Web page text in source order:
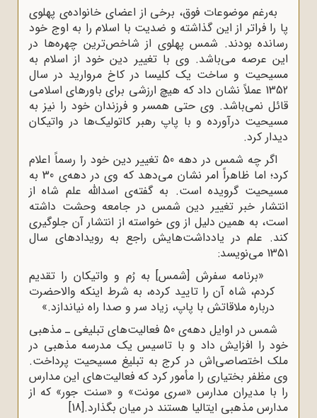
به‌رغم موضوعات فوق، برخی از اعضای خانواده‌ی پهلوی
پا را فراتر از این گذاشته و ضدیت با اسلام را به اوج خود
رسانده بودند. شمس پهلوی از شاخص‌ترین چهره‌ها در
این عرصه می‌باشد. وی با تغییر دین خود از اسلام به
مسیحیت و ساخت یک کلیسا در کاخ مروارید در سال
1352 عملاً نشان داد که هیچ ارزشی برای باورهای اسلامی
قائل نمی‌باشد. وی حتی همسر و فرزندان خود را نیز به
مسیحیت درآورده و با پاپ رهبر کاتولیک‌ها در واتیکان
دیدار کرد.
اگر چه شمس در دهه 50 تغییر دین خود را رسماً اعلام
کرد؛ اما ظاهراً امر نشان می‌دهد که وی در دهه‌ی 30 به
مسیحیت گرویده است. به گفته‌ی اسدالله علم شاه از
انتشار خبر تغییر دین شمس در جامعه وحشت داشته
است، به همین دلیل از وی خواسته از انتشار آن جلوگیری
کند. علم در یادداشت‌هایش راجع به رویدادهای سال
1351 می‌نویسد:
«برنامه سفرش [شمس] به رُم و واتیکان را تقدیم
کردم، شاه آن را تایید کرده، به شرط اینکه والاحضرت
درباره ملاقاتش با پاپ، زیاد سر و صدا راه نیاندازد.»
شمس در اوایل دهه‌ی 50 فعالیت‌های تبلیغی ـ مذهبی
خود را افزایش داد و با تاسیس یک مدرسه مذهبی در
ملک اختصاصی‌اش در کرج به تبلیغ مسیحیت پرداخت.
وی مظفر بختیاری را مأمور کرد که فعالیت‌های این مدارس
را با مدیران مدارس «سری مونت» و «سنت جور» که از
مدارس مذهبی ایتالیا هستند در میان بگذارد.[18]